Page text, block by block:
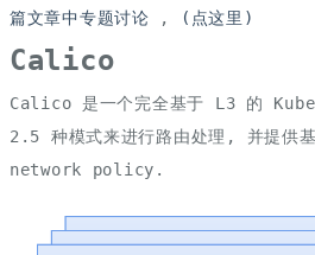
篇文章中专题讨论 , (点这里)
Calico
Calico 是一个完全基于 L3 的
2.5 种模式来进行路由处理, 并提
network policy.